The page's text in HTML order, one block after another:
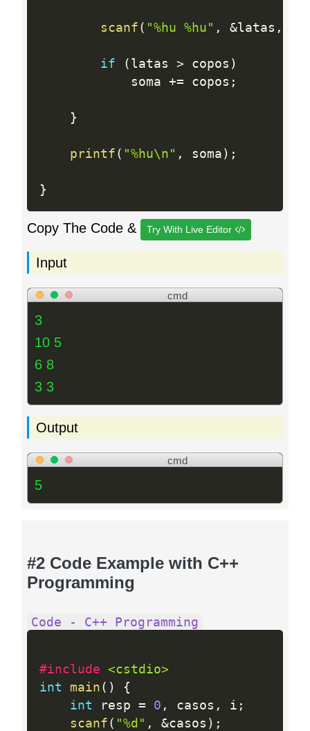
scanf ( "%hu %hu" , &latas ,
if ( latas > copos )
			soma
+= copos ;
}
printf ( "%hu\n" , soma ) ;
}
Copy The Code & Try With Live Editor
Input
cmd
3
10 5
6 8
3 3
Output
cmd
5
#2 Code Example with C++
Programming
Code - C++ Programming
#include <cstdio>
int
main ( )
{
int resp = 0 , casos , i ;
scanf ( "%d" , &casos ) ;